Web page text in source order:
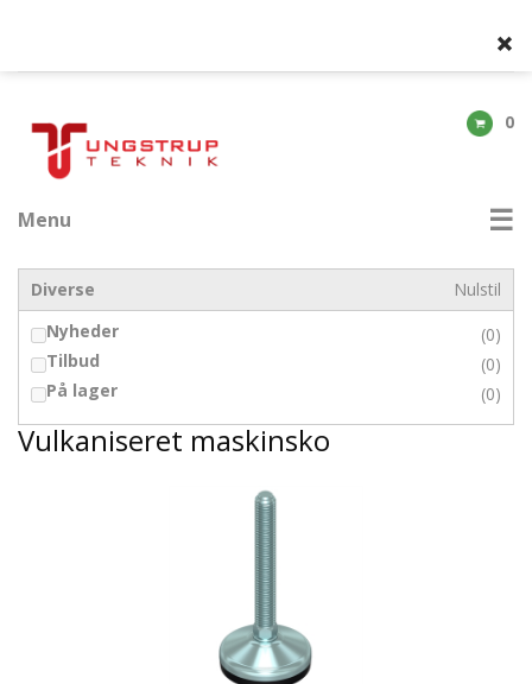
0
Menu
Diverse
Nulstil
Nyheder
(0)
Tilbud
(0)
På lager
(0)
Vulkaniseret maskinsko